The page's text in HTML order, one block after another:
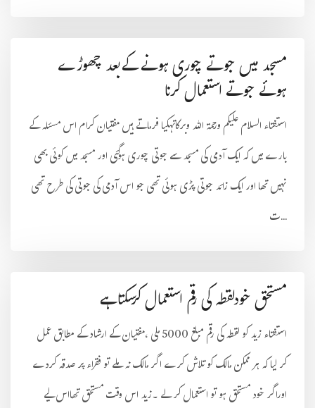
مسجد میں جوتے چوری ہونے کےبعد چھوڑے
ہوئے جوتے استعمال کرنا
استفتاء السلام علیکم ورحمۃ اللہ وبرکاتہکیا فرماتے ہیں مفتیان کرام اس مسئلہ کے
بارے میں کہ ایک آدمی کی مسجد سے جوتی چوری ہوگئی اور مسجد میں کوئی بھی
نہیں تھا اور ایک زائد جوتی پڑی ہوئی تھی جو اس آدمی کی جوتی کی طرح تھی
ت...
مستحق خودلقطہ کی رقم استعمال کرسکتاہے
استفتاء زید کو لقطہ کی رقم مبلغ 5000 ملی ،مفتیان کے ارشاد کے مطابق عمل
کر لیا کہ ہر ممکن مالک کو تلاش کرے اگر مالک نہ ملے تو فقراء پر صدقہ کردے
اوراگر خود مستحق ہو تو استعمال کر لے ۔زید اس وقت مستحق تھااس لیے